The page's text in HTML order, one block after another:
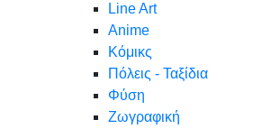
Line Art
Anime
Κόμικς
Πόλεις - Ταξίδια
Φύση
Ζωγραφική